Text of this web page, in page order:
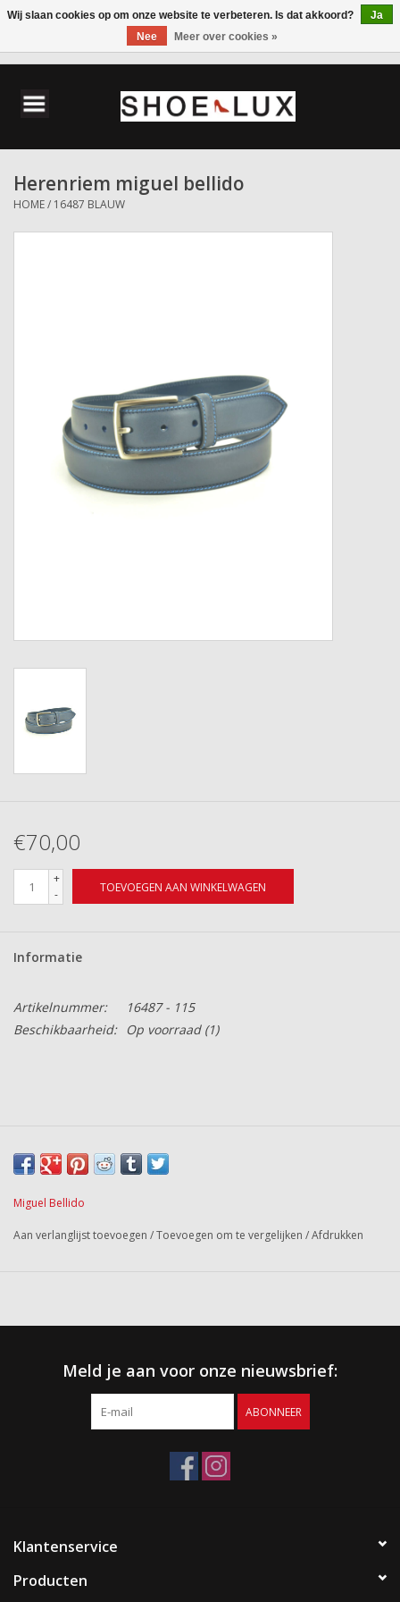
Herenschoenen
Accessoires
Herenriem miguel bellido
HOME/ 16487 BLAUW
€70,00
+
-
TOEVOEGEN AAN WINKELWAGEN
Informatie
Artikelnummer:
16487 - 115
Beschikbaarheid:
Op voorraad(1)
Miguel Bellido
Aan verlanglijst toevoegen /Toevoegen om te vergelijken /Afdrukken
Meld je aan voor onze nieuwsbrief:
ABONNEER
Klantenservice
Producten
Wij slaan cookies op om onze website te verbeteren. Is dat akkoord?
Ja
Nee
Meer over cookies »